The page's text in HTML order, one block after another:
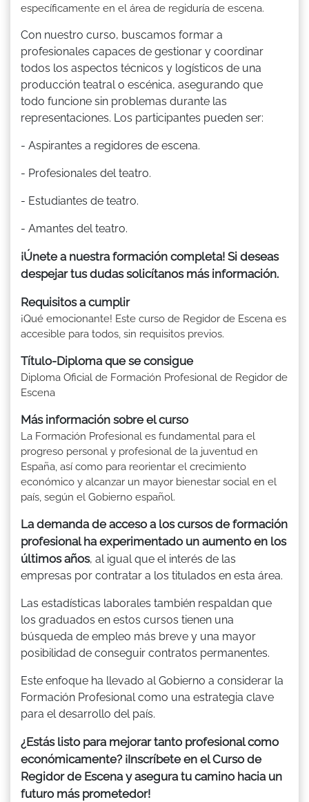
específicamente en el área de regiduría de escena.
Con nuestro curso, buscamos formar a
profesionales capaces de gestionar y coordinar
todos los aspectos técnicos y logísticos de una
producción teatral o escénica, asegurando que
todo funcione sin problemas durante las
representaciones. Los participantes pueden ser:
- Aspirantes a regidores de escena.
- Profesionales del teatro.
- Estudiantes de teatro.
- Amantes del teatro.
¡Únete a nuestra formación completa! Si deseas
despejar tus dudas solicítanos más información.
Requisitos a cumplir
¡Qué emocionante! Este curso de Regidor de Escena es
accesible para todos, sin requisitos previos.
Título-Diploma que se consigue
Diploma Oficial de Formación Profesional de Regidor de
Escena
Más información sobre el curso
La Formación Profesional es fundamental para el
progreso personal y profesional de la juventud en
España, así como para reorientar el crecimiento
económico y alcanzar un mayor bienestar social en el
país, según el Gobierno español.
La demanda de acceso a los cursos de formación
profesional ha experimentado un aumento en los
últimos años, al igual que el interés de las
empresas por contratar a los titulados en esta área.
Las estadísticas laborales también respaldan que
los graduados en estos cursos tienen una
búsqueda de empleo más breve y una mayor
posibilidad de conseguir contratos permanentes.
Este enfoque ha llevado al Gobierno a considerar la
Formación Profesional como una estrategia clave
para el desarrollo del país.
¿Estás listo para mejorar tanto profesional como
económicamente? ¡Inscríbete en el Curso de
Regidor de Escena y asegura tu camino hacia un
futuro más prometedor!